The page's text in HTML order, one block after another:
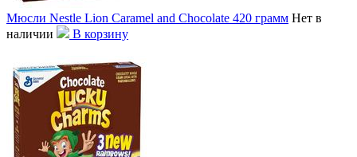
Мюсли Nestle Lion Caramel and Chocolate 420 грамм Нет в
наличии
В корзину